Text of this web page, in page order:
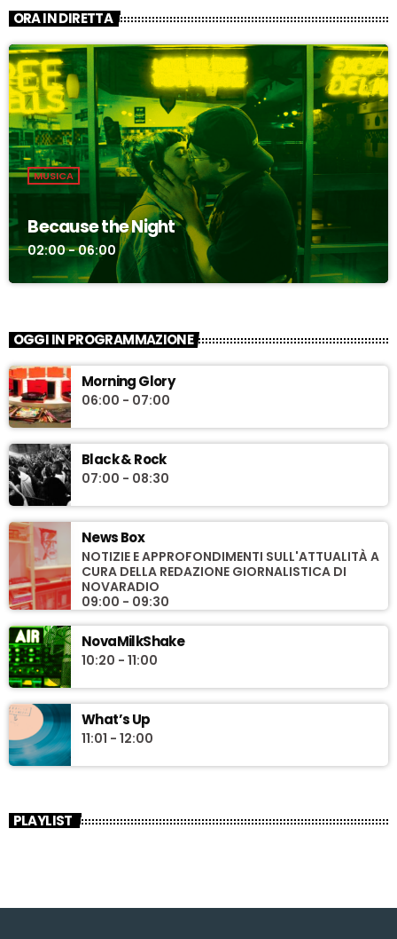
ORA IN DIRETTA
MUSICA
Because the Night
02:00 - 06:00
OGGI IN PROGRAMMAZIONE
Morning Glory
06:00 - 07:00
Black & Rock
07:00 - 08:30
News Box
NOTIZIE E APPROFONDIMENTI SULL'ATTUALITÀ A
CURA DELLA REDAZIONE GIORNALISTICA DI
NOVARADIO
09:00 - 09:30
NovaMilkShake
10:20 - 11:00
What’s Up
11:01 - 12:00
PLAYLIST